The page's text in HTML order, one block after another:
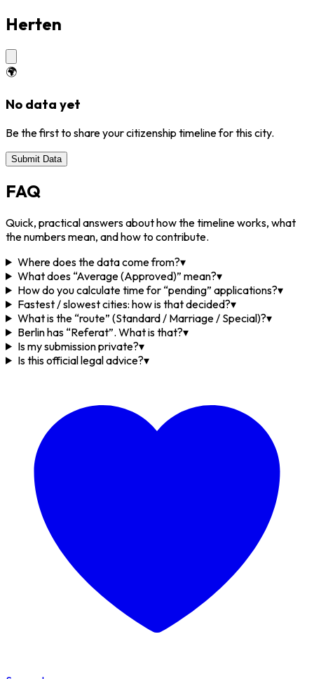
Herten
🌍
No data yet
Be the first to share your citizenship timeline for this city.
Submit Data
FAQ
Quick, practical answers about how the timeline works, what
the numbers mean, and how to contribute.
Where does the data come from?▾
What does “Average (Approved)” mean?▾
How do you calculate time for “pending” applications?▾
Fastest / slowest cities: how is that decided?▾
What is the “route” (Standard / Marriage / Special)?▾
Berlin has “Referat”. What is that?▾
Is my submission private?▾
Is this official legal advice?▾